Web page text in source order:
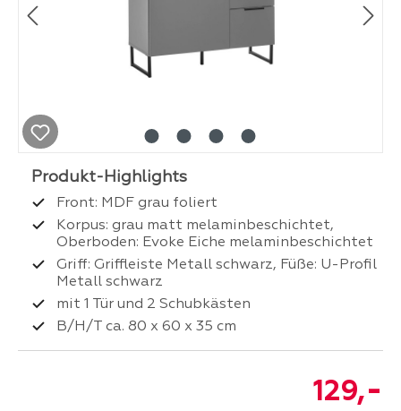
Front: MDF grau foliert
Korpus: grau matt melaminbeschichtet,
Oberboden: Evoke Eiche melaminbeschichtet
Griff: Griffleiste Metall schwarz, Füße: U-Profil
Metall schwarz
mit 1 Tür und 2 Schubkästen
B/H/T ca. 80 x 60 x 35 cm
129,-